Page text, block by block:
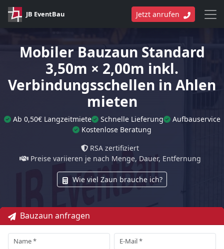
JB EventBau Jetzt anrufen
Mobiler Bauzaun Standard
3,50m × 2,00m inkl.
Verbindungsschellen in Ahlen
mieten
Ab 0,50€ Langzeitmiete Schnelle Lieferung
Aufbauservice
Kostenlose Beratung
RSA zertifiziert
Preise variieren je nach Menge, Dauer, Entfernung
Wie viel Zaun brauche ich?
Bauzaun anfragen